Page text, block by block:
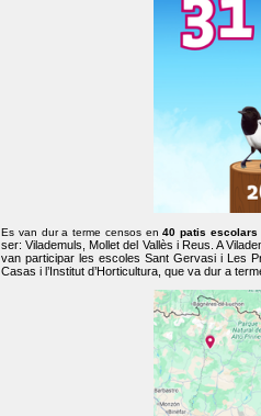
Es van dur a terme censos en40 patis escolars
ser: Vilademuls, Mollet del Vallès i Reus. A
van participar les escoles Sant Gervasi i Les
Casas i l’Institut d’Horticultura, que va dur a